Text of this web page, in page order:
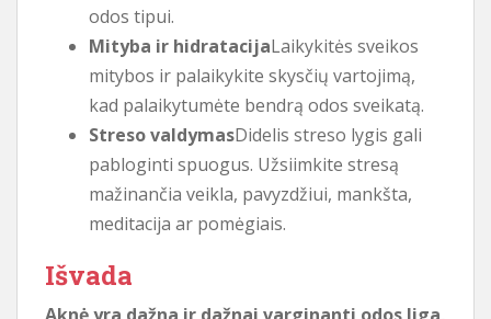
odos tipui.
Mityba ir hidratacijaLaikykitės sveikos
mitybos ir palaikykite skysčių vartojimą,
kad palaikytumėte bendrą odos sveikatą.
Streso valdymasDidelis streso lygis gali
pabloginti spuogus. Užsiimkite stresą
mažinančia veikla, pavyzdžiui, mankšta,
meditacija ar pomėgiais.
Išvada
Aknė yra dažna ir dažnai varginanti odos liga,